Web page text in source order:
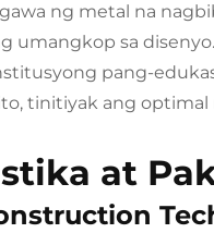
ng metal na
umangkop sa
pang-
tinitiyak ang
at